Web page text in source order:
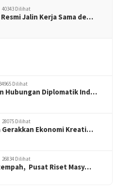
40343 Dilihat
Resmi Jalin Kerja Sama de…
34965 Dilihat
Hubungan Diplomatik Ind…
28075 Dilihat
Ekonomi Kreati…
26834 Dilihat
Pusat Riset Masy…